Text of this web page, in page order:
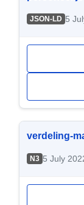
JSON-LD 5
verdeling-
N3 5 July